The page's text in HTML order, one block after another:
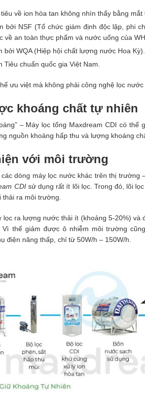
về ion hòa tan không nhìn thấy bằng mắt
bởi NSF (Tổ chức giám định độc lập, phi
về an toàn thực phẩm và nước uống của
bởi WQA (Hiệp hội chất lượng nước Hoa Kỳ).
chuẩn quốc gia Việt Nam.
ưu việt mà không phải công nghệ lọc nước
khoáng chất tự nhiên
– Máy lọc tổng Maxdream CDI có
nguồn khoáng hấp thu và lượng khoáng
với môi trường
dòng máy lọc nước khác trên thị trường
CDIsử dụng rất ít lõi lọc. Trong đó, lõi
ra môi trường.
lọc ra lượng nước thải ít (khoảng 5-20%)
Vì thế giảm được ô nhiễm môi trường
điện năng thấp, chỉ từ 50W/h – 150W/h.